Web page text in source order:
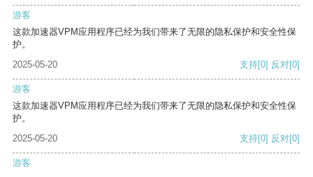
游客
这款加速器VPM应用程序已经为我们带来了无限的隐私保护和安全性保
护。
2025-05-20
支持[0] 反对[0]
游客
这款加速器VPM应用程序已经为我们带来了无限的隐私保护和安全性保
护。
2025-05-20
支持[0] 反对[0]
游客